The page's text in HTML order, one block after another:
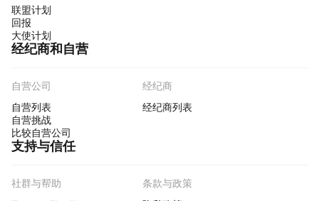
联盟计划
回报
大使计划
经纪商和自营
自营公司
自营列表
自营挑战
比较自营公司
经纪商
经纪商列表
支持与信任
社群与帮助
条款与政策